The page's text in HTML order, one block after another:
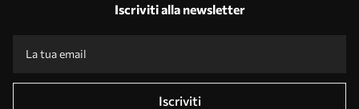
Iscriviti alla newsletter
Iscriviti